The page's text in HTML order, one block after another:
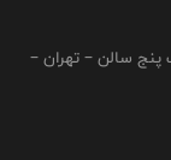
پنج سالن – تهران –